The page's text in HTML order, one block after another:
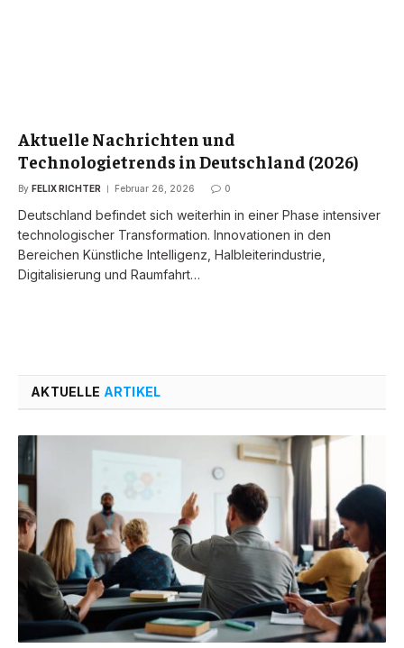
Aktuelle Nachrichten und
Technologietrends in Deutschland (2026)
By FELIX RICHTER Februar 26, 2026 0
Deutschland befindet sich weiterhin in einer Phase intensiver
technologischer Transformation. Innovationen in den
Bereichen Künstliche Intelligenz, Halbleiterindustrie,
Digitalisierung und Raumfahrt…
AKTUELLE ARTIKEL